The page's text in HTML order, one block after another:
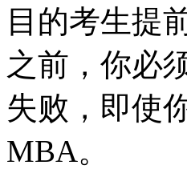
目的考生提
之前，你必
失败，即使
MBA。